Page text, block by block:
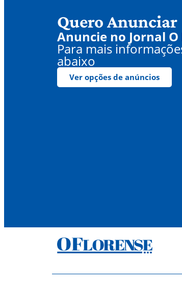
Quero Anunciar
Anuncie no Jornal
Para mais
abaixo
Ver opções de anúncios